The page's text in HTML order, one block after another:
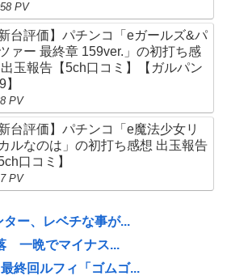
PV
新台評価】パチンコ「eガールズ&パ
ァー 最終章 159ver.」の初打ち感
玉報告【5ch口コミ】【ガルパン
】
PV
新台評価】パチンコ「e魔法少女リ
ルなのは」の初打ち感想 出玉報告
5ch口コミ】
PV
ター、レベチな事が...
一晩でマイナス...
終回ルフィ「ゴムゴ...